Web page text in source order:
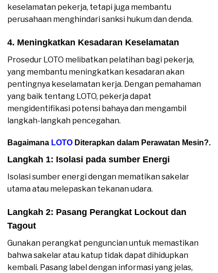
keselamatan pekerja, tetapi juga membantu
perusahaan menghindari sanksi hukum dan denda.
4. Meningkatkan Kesadaran Keselamatan
Prosedur LOTO melibatkan pelatihan bagi pekerja,
yang membantu meningkatkan kesadaran akan
pentingnya keselamatan kerja. Dengan pemahaman
yang baik tentang LOTO, pekerja dapat
mengidentifikasi potensi bahaya dan mengambil
langkah-langkah pencegahan.
Bagaimana LOTO Diterapkan dalam Perawatan Mesin?.
Langkah 1: Isolasi pada sumber Energi
Isolasi sumber energi dengan mematikan sakelar
utama atau melepaskan tekanan udara.
Langkah 2: Pasang Perangkat Lockout dan
Tagout
Gunakan perangkat penguncian untuk memastikan
bahwa sakelar atau katup tidak dapat dihidupkan
kembali. Pasang label dengan informasi yang jelas,